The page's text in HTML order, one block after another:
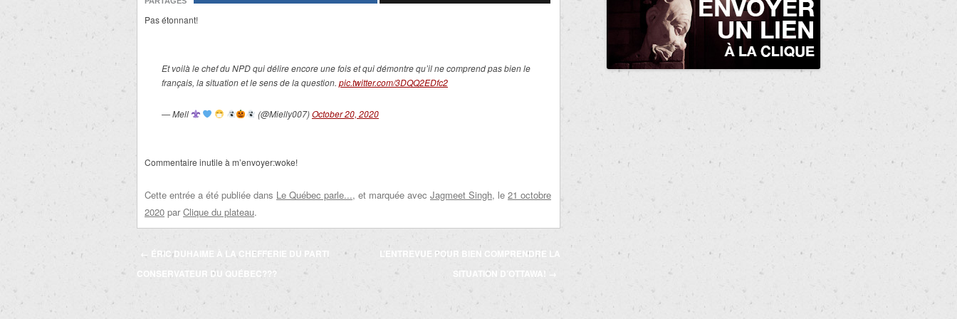
Pas étonnant!
Et voilà le chef du NPD qui délire encore une fois et qui démontre qu’il ne comprend pas bien le
français, la situation et le sens de la question. pic.twitter.com/3DQQ2EDfc2
— Mell (@Mielly007)October 20, 2020
Commentaire inutile à m’envoyer:woke!
Cette entrée a été publiée dans Le Québec parle..., et marquée avec Jagmeet Singh, le 21 octobre
2020 par Clique du plateau.
Navigation
des
← ÉRIC DUHAIME À LA CHEFFERIE DU PARTI
CONSERVATEUR DU QUÉBEC???
L’ENTREVUE POUR BIEN COMPRENDRE LA
SITUATION D’OTTAWA! →